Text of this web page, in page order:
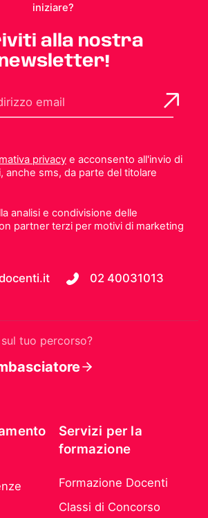
iniziare?
alla nostra
privacye acconsento all'invio di
anche sms, da parte del titolare
analisi e condivisione delle
partner terzi per motivi di marketing
02 40031013
tuo percorso?
Servizi per la
formazione
Formazione Docenti
Classi di Concorso